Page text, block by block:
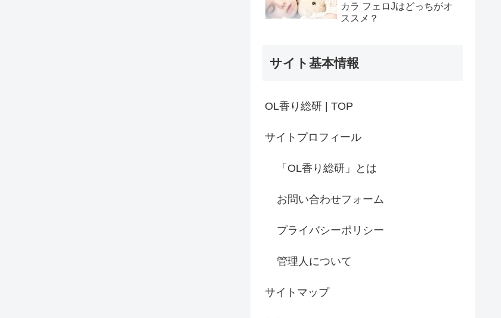
カラ フェロJはどっちがオ
ススメ？
サイト基本情報
OL香り総研 | TOP
サイトプロフィール
「OL香り総研」とは
お問い合わせフォーム
プライバシーポリシー
管理人について
サイトマップ